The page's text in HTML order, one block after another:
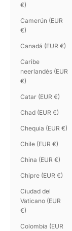
€)
Camerún (EUR
€)
Canadá (EUR €)
Caribe
neerlandés (EUR
€)
Catar (EUR €)
Chad (EUR €)
Chequia (EUR €)
Chile (EUR €)
China (EUR €)
Chipre (EUR €)
Ciudad del
Vaticano (EUR
€)
Colombia (EUR